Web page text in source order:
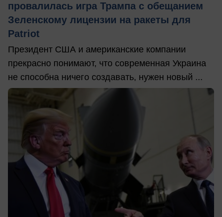
провалилась игра Трампа с обещанием
Зеленскому лицензии на ракеты для
Patriot
Президент США и американские компании
прекрасно понимают, что современная Украина
не способна ничего создавать, нужен новый ...